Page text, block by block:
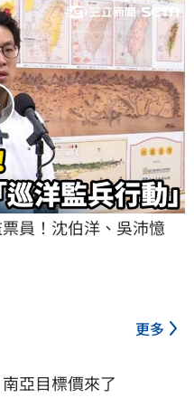
票員！沈伯洋、吳沛憶
更多
亞目標價來了